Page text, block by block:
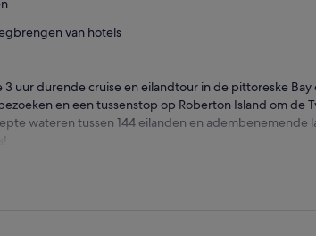
van hotels
3 uur durende cruise en eilandtour in de pittoreske
en een tussenstop op Roberton Island om de
wateren tussen 144 eilanden en adembenemende
“Hole in the Rock” - een adembenemende natuurlijke